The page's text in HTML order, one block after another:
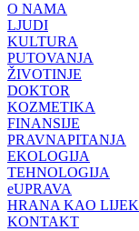
O NAMA
LJUDI
KULTURA
PUTOVANJA
ŽIVOTINJE
DOKTOR
KOZMETIKA
FINANSIJE
PRAVNAPITANJA
EKOLOGIJA
TEHNOLOGIJA
eUPRAVA
HRANA KAO LIJEK
KONTAKT